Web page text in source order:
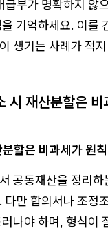
부가 명확하지 않
기억하세요. 이를
생기는 사례가 적
시 재산분할은 비
할은 비과세가 원
공동재산을 정리하
다만 합의서나 조정
나야 하며, 형식이